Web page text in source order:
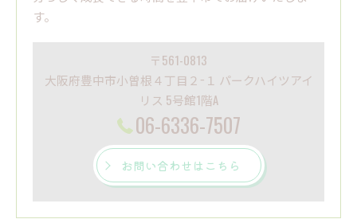
す。
〒561-0813
大阪府豊中市小曽根４丁目２−１ パークハイツアイ
リス 5号館1階A
06-6336-7507
お問い合わせはこちら